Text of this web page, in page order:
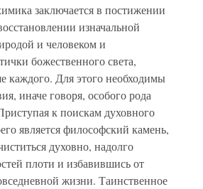
заключается в постижении
изначальной
и человеком и
божественного света,
каждого. Для этого необходимы
иначе говоря, особого рода
к поискам духовного
является философский камень,
духовно, надолго
плоти и избавившись от
жизни. Таинственное